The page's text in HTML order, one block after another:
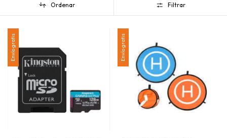
Ordenar Filtrar
Envío gratis Envío gratis